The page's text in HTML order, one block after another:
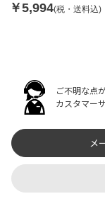
￥5,994(税・送料込)
ご不明な点
カスタマー
メ